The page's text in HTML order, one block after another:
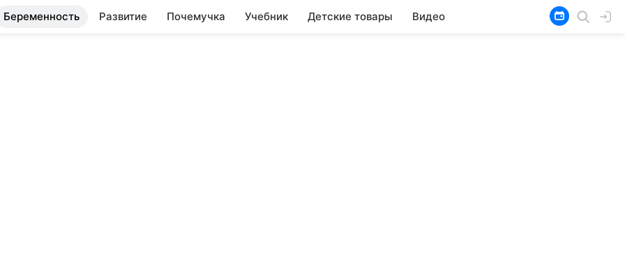
Беременность Развитие Почемучка Учебник Детские товары Видео